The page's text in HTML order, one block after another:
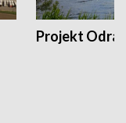
Projekt Odra